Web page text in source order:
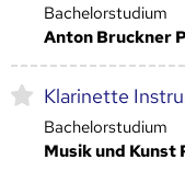
Bachelorstudium
Anton Bruckner
Klarinette
Bachelorstudium
Musik und